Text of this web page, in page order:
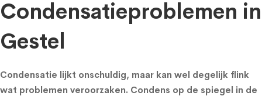
Condensatieproblemen in
Gestel
Condensatie lijkt onschuldig, maar kan wel degelijk flink
wat problemen veroorzaken. Condens op de spiegel in de